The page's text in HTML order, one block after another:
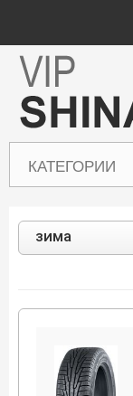
КАТЕГОРИИ
зима